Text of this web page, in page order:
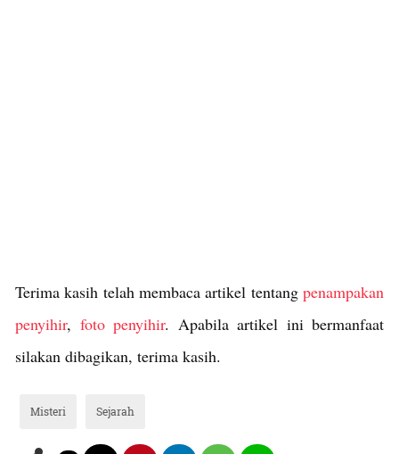
Terima kasih telah membaca artikel tentang penampakan
penyihir, foto penyihir. Apabila artikel ini bermanfaat
silakan dibagikan, terima kasih.
Misteri Sejarah